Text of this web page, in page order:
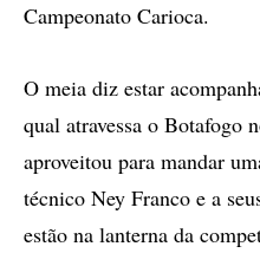
Campeonato Carioca.
O meia diz estar
qual atravessa o Botafogo
aproveitou para mandar
técnico Ney Franco e a
estão na lanterna da